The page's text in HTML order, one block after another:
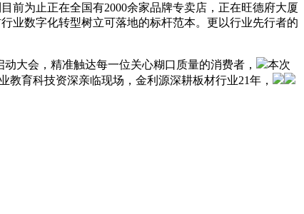
前为止正在全国有2000余家品牌专卖店，正在旺德府大厦
业数字化转型树立可落地的标杆范本。更以行业先行者的
大会，精准触达每一位关心糊口质量的消费者，
本次
育科技资深亲临现场，金利源深耕板材行业21年，